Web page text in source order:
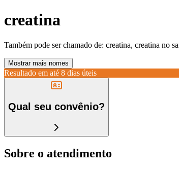
creatina
Também pode ser chamado de: creatina, creatina no
Mostrar mais nomes
Resultado em até 8 dias úteis
Qual seu convênio?
Sobre o atendimento